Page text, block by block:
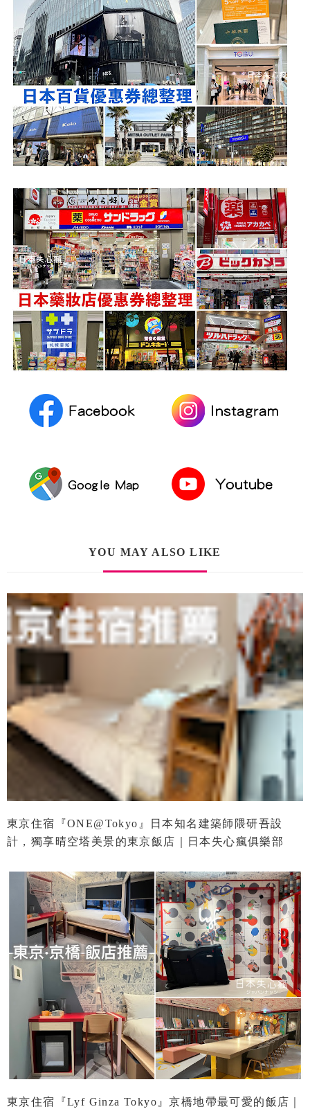
YOU MAY ALSO LIKE
東京住宿『ONE@Tokyo』日本知名建築師隈研吾設
計，獨享晴空塔美景的東京飯店｜日本失心瘋俱樂部
東京住宿『Lyf Ginza Tokyo』京橋地帶最可愛的飯店｜